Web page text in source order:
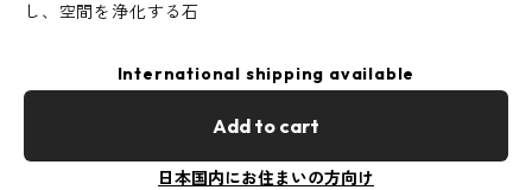
し、空間を浄化する石
International shipping available
Add to cart
日本国内にお住まいの方向け